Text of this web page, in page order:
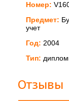
Номер:
Предмет:
учет
Год: 2004
Тип:
Отзывы